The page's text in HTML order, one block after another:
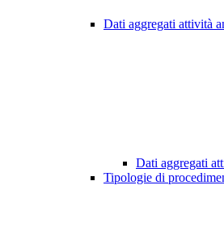
Dati aggregati attività
Dati aggregati
Tipologie di